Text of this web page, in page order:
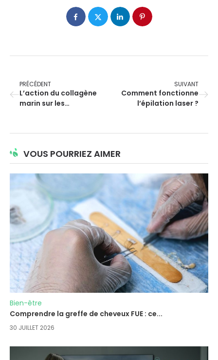
PRÉCÉDENT
L’action du collagène
marin sur les
SUIVANT
Comment fonctionne
l’épilation laser ?
VOUS POURRIEZ AIMER
Bien-être
Comprendre la greffe de cheveux FUE : ce...
30 JUILLET 2026